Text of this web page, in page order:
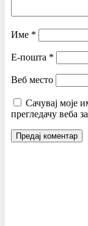
Име *
Е-пошта *
Веб место
Сачувај моје
прегледачу веба